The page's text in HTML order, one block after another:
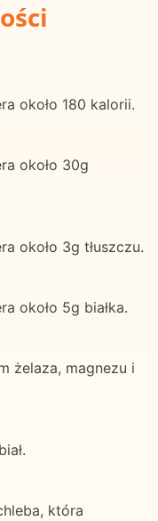
około 180 kalorii.
około 30g
około 3g tłuszczu.
około 5g białka.
żelaza, magnezu i
która